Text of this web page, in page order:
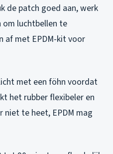
de patch goed aan, werk
om luchtbellen te
af met EPDM-kit voor
met een föhn voordat
het rubber flexibeler en
te heet, EPDM mag